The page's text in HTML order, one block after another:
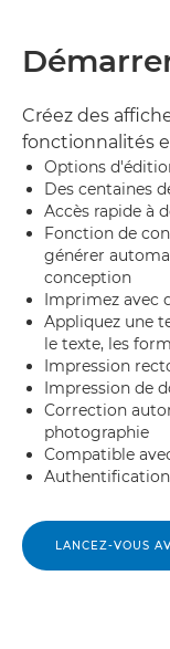
Créez des
fonctionnalités
Options
Des centaines
Accès rapide à
Fonction de
générer
conception
Imprimez avec
Appliquez une
le texte, les
Impression
Impression de
Correction
photographie
Compatible
Authentification
LANCEZ-VOUS